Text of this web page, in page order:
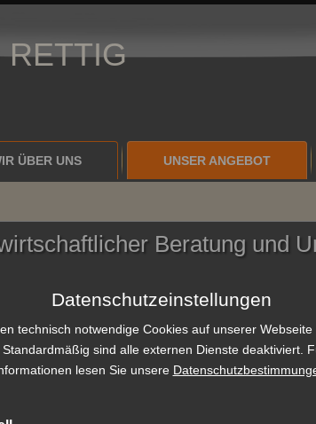
RETTIG
ÜBER UNS UNSER ANGEBOT
Beratung und
Datenschutzeinstellungen
technisch notwendige Cookies auf unserer
Standardmäßig sind alle externen Dienste deaktiviert.
lesen Sie unsere